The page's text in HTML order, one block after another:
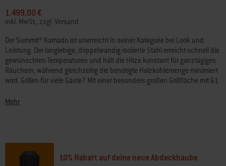
5
Sternen,
Durchschnittswert
der
Bewertung.
Read
46
Reviews.
Link
auf
Seite.
1.499,00 €
inkl. MwSt., zzgl. Versand
Der Summit® Kamado ist unerreicht in seiner Kategorie bei Look und
Leistung. Der langlebige, doppelwandig isolierte Stahl erreicht schnell die
gewünschten Temperaturen und hält die Hitze konstant für ganztägiges
Räuchern, während gleichzeitig die benötigte Holzkohlemenge minimiert
wird. Grillen für viele Gäste? Mit einer besonders großen Grillfläche mit 61
punkten. Durch einfaches Umsetzen des Grillrosts kannst du deinen
• Doppelwandige Isolierung für präzise, schnelle Temperaturänderungen
• Stahlkonstruktion und porzellanemaillierte Beschichtung für
Mehr
10% Rabatt auf deine neue Abdeckhaube